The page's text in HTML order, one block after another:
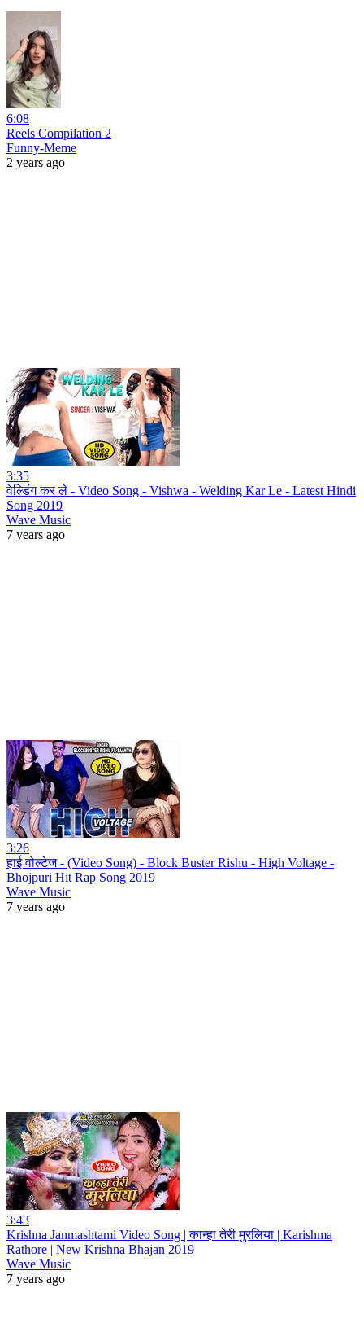
6:08
Reels Compilation 2
Funny-Meme
2 years ago
3:35
वेल्डिंग कर ले - Video Song - Vishwa - Welding Kar Le - Latest Hindi
Song 2019
Wave Music
7 years ago
3:26
हाई वोल्टेज - (Video Song) - Block Buster Rishu - High Voltage -
Bhojpuri Hit Rap Song 2019
Wave Music
7 years ago
3:43
Krishna Janmashtami Video Song | कान्हा तेरी मुरलिया | Karishma
Rathore | New Krishna Bhajan 2019
Wave Music
7 years ago